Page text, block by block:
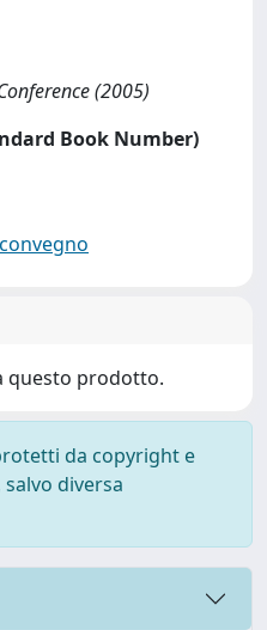
(2005)
Book Number)
questo prodotto.
da copyright e
diversa